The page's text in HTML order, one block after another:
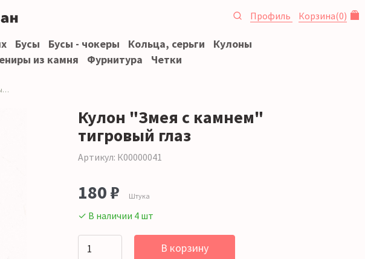
Профиль Корзина(0)
Бусы Бусы - чокеры Кольца, серьги
Кулоны
из камня Фурнитура Четки
Кулон "Змея с камнем"
тигровый глаз
Артикул: К00000041
180 ₽ Штука
✓ В наличии 4 шт
В корзину